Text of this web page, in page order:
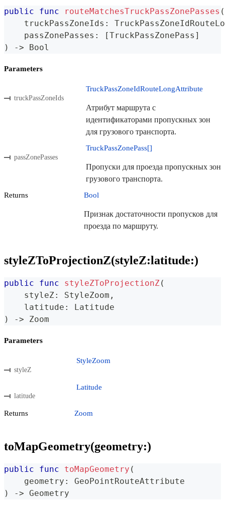
public func routeMatchesTruckPassZonePasses (
    truckPassZoneIds
:
    passZonePasses
: [TruckPassZonePass ]
)
-> Bool
Parameters
truckPassZoneIds
TruckPassZoneIdRouteLongAttribute
Атрибут маршрута с
идентификаторами пропускных зон
для грузового транспорта.
passZonePasses
TruckPassZonePass[]
Пропуски для проезда пропускных зон
грузового транспорта.
Returns Bool
Признак достаточности пропусков для
проезда по маршруту.
styleZToProjectionZ(styleZ:latitude:)
public func styleZToProjectionZ(
    styleZ
: StyleZoom ,
    latitude
:
Latitude
)
-> Zoom
Parameters
styleZ
StyleZoom
latitude
Latitude
Returns Zoom
toMapGeometry(geometry:)
public func toMapGeometry (
    geometry
:
GeoPointRouteAttribute
)
-> Geometry